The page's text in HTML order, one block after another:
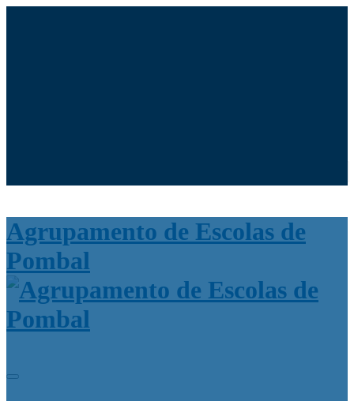
Agrupamento de Escolas de
Pombal